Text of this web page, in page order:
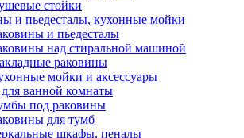
стойки
и пьедесталы, кухонные мойки
и пьедесталы
над стиральной машиной
раковины
мойки и аксессуары
ванной комнаты
под раковины
для тумб
шкафы, пеналы